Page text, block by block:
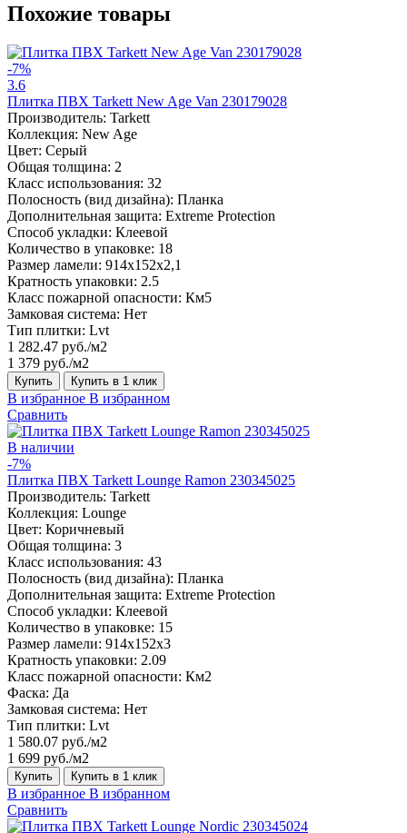
Похожие товары
-7%
3.6
Плитка ПВХ Tarkett New Age Van 230179028
Производитель: Tarkett
Коллекция: New Age
Цвет: Серый
Общая толщина: 2
Класс использования: 32
Полосность (вид дизайна): Планка
Дополнительная защита: Extreme Protection
Способ укладки: Клеевой
Количество в упаковке: 18
Размер ламели: 914x152x2,1
Кратность упаковки: 2.5
Класс пожарной опасности: Км5
Замковая система: Нет
Тип плитки: Lvt
1 282.47 руб./м2
1 379 руб./м2
Купить Купить в 1 клик
В избранное В избранном
Сравнить
В наличии
-7%
Плитка ПВХ Tarkett Lounge Ramon 230345025
Производитель: Tarkett
Коллекция: Lounge
Цвет: Коричневый
Общая толщина: 3
Класс использования: 43
Полосность (вид дизайна): Планка
Дополнительная защита: Extreme Protection
Способ укладки: Клеевой
Количество в упаковке: 15
Размер ламели: 914x152x3
Кратность упаковки: 2.09
Класс пожарной опасности: Км2
Фаска: Да
Замковая система: Нет
Тип плитки: Lvt
1 580.07 руб./м2
1 699 руб./м2
Купить Купить в 1 клик
В избранное В избранном
Сравнить